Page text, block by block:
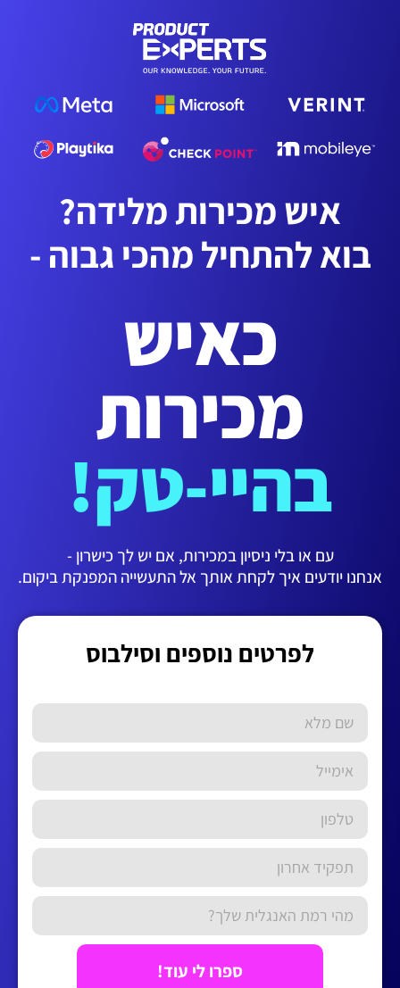
איש מכירות מלידה?
בוא להתחיל מהכי גבוה -
כאיש
מכירות
בהיי-טק!
עם או בלי ניסיון במכירות, אם יש לך כישרון -
אנחנו יודעים איך לקחת אותך אל התעשייה המפנקת ביקום.
לפרטים נוספים וסילבוס
ספרו לי עוד!